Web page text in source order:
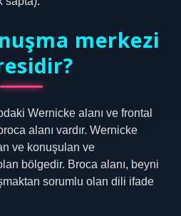
merkezi
Wernicke alanı ve frontal
alanı vardır. Wernicke
ve konuşulan ve
bölgedir. Broca alanı, beyni
sorumlu olan dili ifade